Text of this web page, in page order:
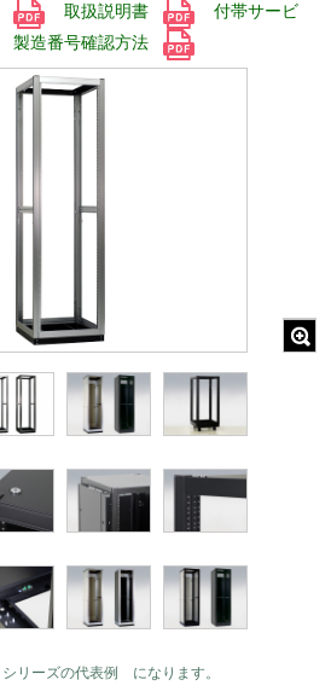
取扱説明書
付帯サービ
製造番号確認方法
リーズの代表例 になります。